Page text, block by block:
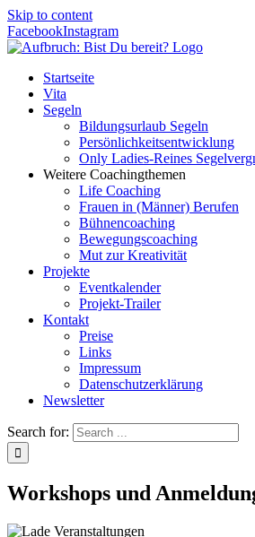
Skip to content
FacebookInstagram
Startseite
Vita
Segeln
Bildungsurlaub Segeln
Persönlichkeitsentwicklung
Only Ladies-Reines
Weitere Coachingthemen
Life Coaching
Frauen in (Männer) Berufen
Bühnencoaching
Bewegungscoaching
Mut zur Kreativität
Projekte
Eventkalender
Projekt-Trailer
Kontakt
Preise
Links
Impressum
Datenschutzerklärung
Newsletter
Search for:
Workshops und